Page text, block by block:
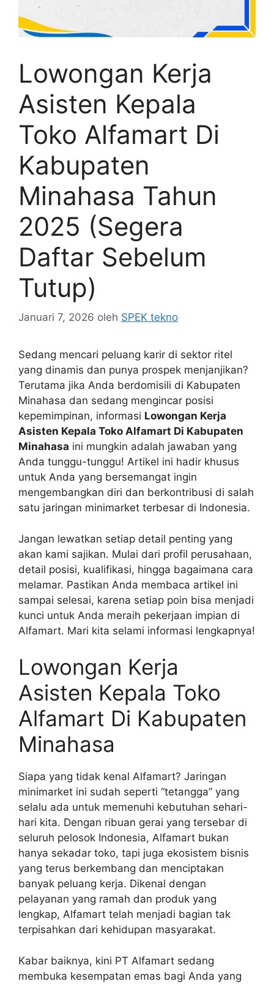
Lowongan Kerja
Asisten Kepala
Toko Alfamart Di
Kabupaten
Minahasa Tahun
2025 (Segera
Daftar Sebelum
Tutup)
Januari 7, 2026 oleh SPEK tekno
Sedang mencari peluang karir di sektor ritel
yang dinamis dan punya prospek menjanjikan?
Terutama jika Anda berdomisili di Kabupaten
Minahasa dan sedang mengincar posisi
kepemimpinan, informasi Lowongan Kerja
Asisten Kepala Toko Alfamart Di Kabupaten
Minahasa ini mungkin adalah jawaban yang
Anda tunggu-tunggu! Artikel ini hadir khusus
untuk Anda yang bersemangat ingin
mengembangkan diri dan berkontribusi di salah
satu jaringan minimarket terbesar di Indonesia.
Jangan lewatkan setiap detail penting yang
akan kami sajikan. Mulai dari profil perusahaan,
detail posisi, kualifikasi, hingga bagaimana cara
melamar. Pastikan Anda membaca artikel ini
sampai selesai, karena setiap poin bisa menjadi
kunci untuk Anda meraih pekerjaan impian di
Alfamart. Mari kita selami informasi lengkapnya!
Lowongan Kerja
Asisten Kepala Toko
Alfamart Di Kabupaten
Minahasa
Siapa yang tidak kenal Alfamart? Jaringan
minimarket ini sudah seperti “tetangga” yang
selalu ada untuk memenuhi kebutuhan sehari-
hari kita. Dengan ribuan gerai yang tersebar di
seluruh pelosok Indonesia, Alfamart bukan
hanya sekadar toko, tapi juga ekosistem bisnis
yang terus berkembang dan menciptakan
banyak peluang kerja. Dikenal dengan
pelayanan yang ramah dan produk yang
lengkap, Alfamart telah menjadi bagian tak
terpisahkan dari kehidupan masyarakat.
Kabar baiknya, kini PT Alfamart sedang
membuka kesempatan emas bagi Anda yang